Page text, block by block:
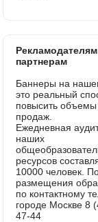
партнерам
Баннеры на
это реальный
повысить
продаж.
Ежедневная
наших
ресурсов
10000 человек.
размещения
по контактному
городе Москве 8
47-44